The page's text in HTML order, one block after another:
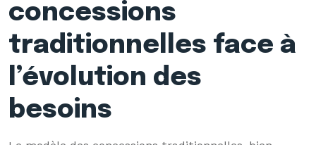
concessions
traditionnelles face à
l’évolution des
besoins